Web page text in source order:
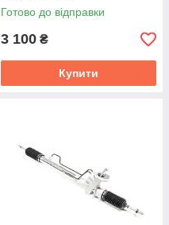
Готово до відправки
3 100 ₴
Купити